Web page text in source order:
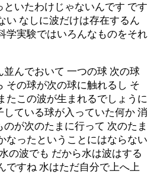
いたわけじゃないんです です
い なしに波だけは存在するん
学実験ではいろんなものをそれ
んでおいて 一つの球 次の球
その球が次の球に触れるし そ
たこの波が生まれるでしょうに
ている球が入っていた何か 消
が次のたまに行って 次のたま
なったということにはならない
の波でも だから水は波はする
ですね 水はただ自分で上へ上